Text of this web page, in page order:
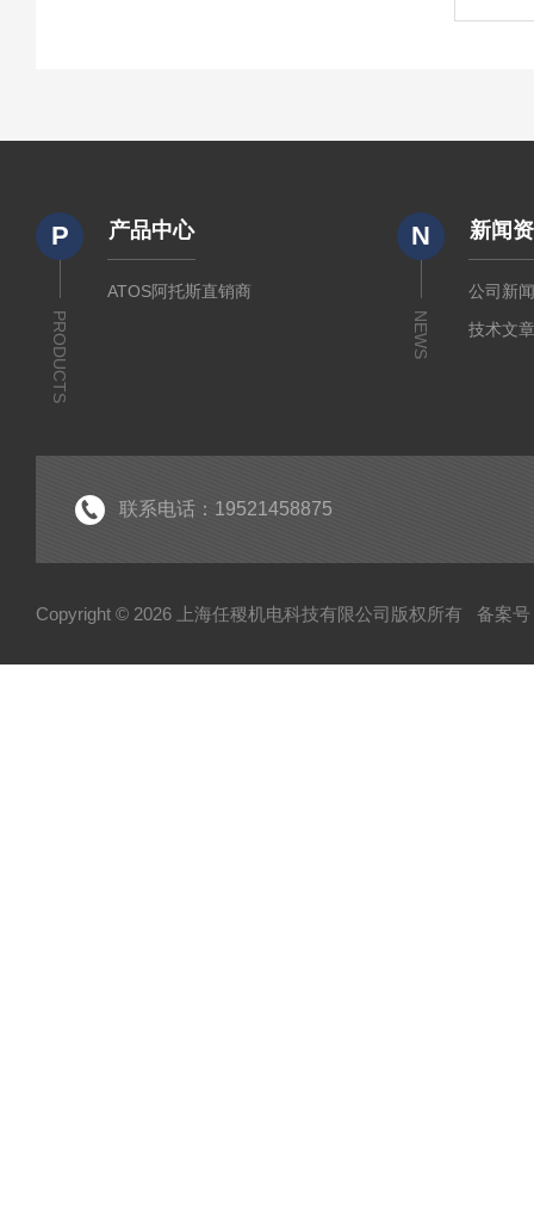
P
PRODUCTS
产品中心
ATOS阿托斯直销商
N
NEWS
新闻
公司新
技术文
联系电话：19521458875
Copyright © 2026 上海任稷机电科技有限公司版权所有 备案号